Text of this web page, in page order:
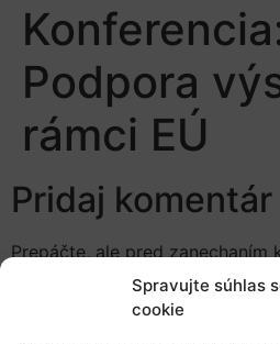
Spravujte súhlas
cookie
Podpora
rámci EÚ
Pridaj komentár
Prepáčte, ale pred zanechaním